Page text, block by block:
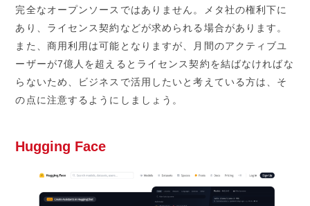
完全なオープンソースではありません。メタ社の権利下に
あり、ライセンス契約などが求められる場合があります。
また、商用利用は可能となりますが、月間のアクティブユ
ーザーが7億人を超えるとライセンス契約を結ばなければな
らないため、ビジネスで活用したいと考えている方は、そ
の点に注意するようにしましょう。
Hugging Face